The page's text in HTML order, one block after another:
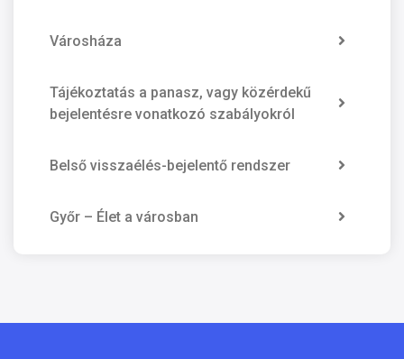
Városháza
Tájékoztatás a panasz, vagy közérdekű
bejelentésre vonatkozó szabályokról
Belső visszaélés-bejelentő rendszer
Győr – Élet a városban